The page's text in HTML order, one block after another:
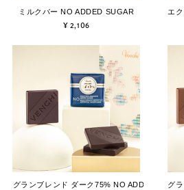
ミルクバー NO ADDED SUGAR
¥ 2,106
エ
グランブレンド ダーク75% NO ADDED グ